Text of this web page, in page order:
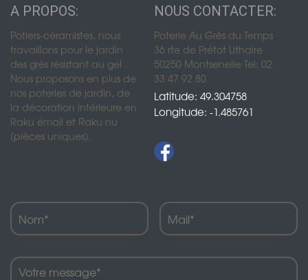
A PROPOS:
Potiers-céramistes, nous
travaillons pour le jardin
des grès résistant au gel .
Nous proposons en plus de
nos poteries de jardin, de
la décoration intérieure en
Raku émail et Raku nu
(pièces uniques).
NOUS CONTACTER:
Poterie Au Grès du Temps
36 rte de Prétot Lithaire
50250 Montsenelle Tel: 02
33 47 92 80
Latitude: 49.304758
Longitude: -1.485761